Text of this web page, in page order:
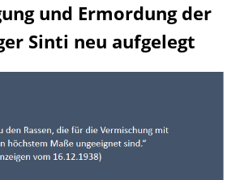
und Ermordung der
Sinti neu aufgelegt